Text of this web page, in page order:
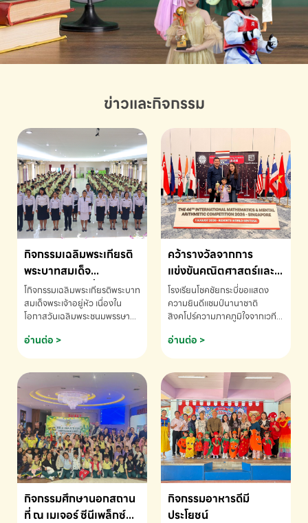
ข่าวและกิจกรรม
กิจกรรมเฉลิมพระเกียรติ
พระบาทสมเด็จ
พระเจ้าอยู่หัว เนื่องใน
โอกาสวันเฉลิม
พระชนมพรรษา
โกิจกรรมเฉลิมพระเกียรติพระบาท
สมเด็จพระเจ้าอยู่หัว เนื่องใน
โอกาสวันเฉลิมพระชนมพรรษา
ข้อมูลเพิ่มเติม โทร. 075-691910
อ่านต่อ >
คว้ารางวัลจากการ
แข่งขันคณิตศาสตร์และ
คณิตคิดเร็วนานาชาติ
ครั้งที่ 46 ประจำปี 2569
ณ ประเทศสิงคโปร์
โรงเรียนโชคชัยกระบี่ขอแสดง
ความยินดีแชมป์นานาชาติ
สิงคโปร์ความภาคภูมิใจจากเวที
ด.ช.พัทธนันท์ พรหมพันธ์ ชั้น
อนุบาล EP K3 โรงเรียนโชคชัย
แข่งขันคณิตศาสตร์และคณิตคิด
เร็วนานาชาติ ครั้งที่ 46 ประจำปี
2569 ณ ประเทศสิงคโปร์
INTERNATIONAL
MATHEMATICS AND
MENTAL ARITHMETIC
COMPETITION 2026 - ถ้วย
รางวัลรองชนะเลิศอันดับที่ 2
Mental Arithmetic
Competition K2 - ถ้วยรางวัล
รองชนะเลิศอันดับที่ 2 Mental
อ่านต่อ >
กิจกรรมศึกษานอกสถาน
ที่ ณ เมเจอร์ ซีนีเพล็กซ์
กิจกรรมอาหารดีมี
ประโยชน์